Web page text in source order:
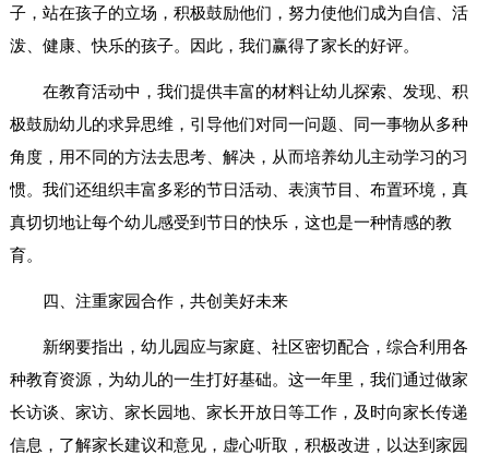
子，站在孩子的立场，积极鼓励他们，努力使他们成为自信、活
泼、健康、快乐的孩子。因此，我们赢得了家长的好评。
在教育活动中，我们提供丰富的材料让幼儿探索、发现、积
极鼓励幼儿的求异思维，引导他们对同一问题、同一事物从多种
角度，用不同的方法去思考、解决，从而培养幼儿主动学习的习
惯。我们还组织丰富多彩的节日活动、表演节目、布置环境，真
真切切地让每个幼儿感受到节日的快乐，这也是一种情感的教
育。
四、注重家园合作，共创美好未来
新纲要指出，幼儿园应与家庭、社区密切配合，综合利用各
种教育资源，为幼儿的一生打好基础。这一年里，我们通过做家
长访谈、家访、家长园地、家长开放日等工作，及时向家长传递
信息，了解家长建议和意见，虚心听取，积极改进，以达到家园